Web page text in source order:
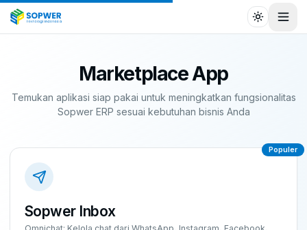
Toggle
Marketplace App
Temukan aplikasi siap pakai untuk meningkatkan fungsionalitas
Sopwer ERP sesuai kebutuhan bisnis Anda
Populer
Sopwer Inbox
Omnichat: Kelola chat dari WhatsApp, Instagram, Facebook,